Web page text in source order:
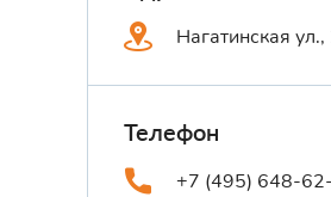
Нагатинская
Телефон
+7 (495) 648-